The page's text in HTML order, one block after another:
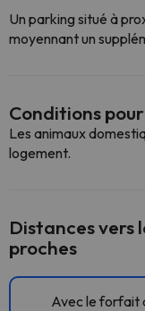
Un parking situé à
moyennant un
Conditions
Les animaux
logement.
Distances vers
proches
Avec le forfait